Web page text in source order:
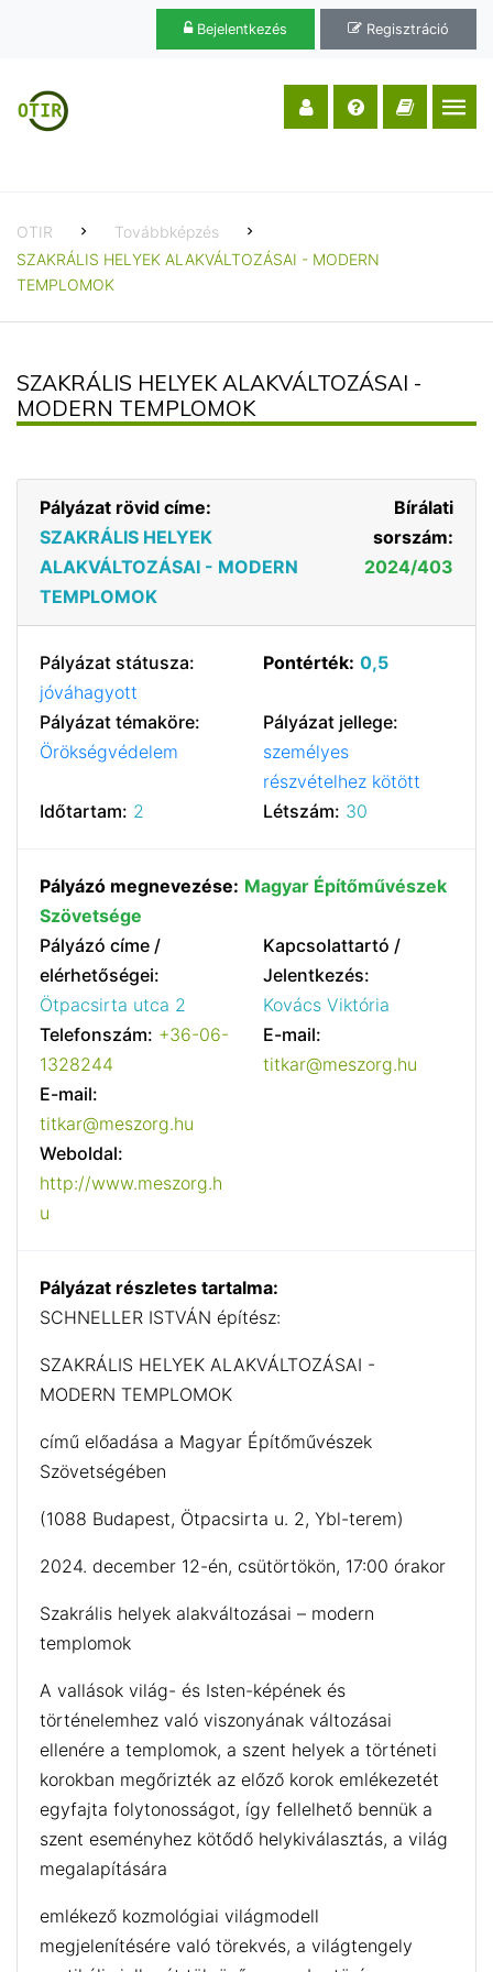
Bejelentkezés Regisztráció
OTIR
Továbbképzés
SZAKRÁLIS HELYEK ALAKVÁLTOZÁSAI - MODERN
TEMPLOMOK
SZAKRÁLIS HELYEK ALAKVÁLTOZÁSAI -
MODERN TEMPLOMOK
Pályázat rövid címe:
SZAKRÁLIS HELYEK
ALAKVÁLTOZÁSAI - MODERN
TEMPLOMOK
Bírálati
sorszám:
2024/403
Pályázat státusza:
jóváhagyott
Pontérték: 0,5
Pályázat témaköre:
Örökségvédelem
Pályázat jellege:
személyes
részvételhez kötött
Időtartam: 2 Létszám: 30
Pályázó megnevezése: Magyar Építőművészek
Szövetsége
Pályázó címe /
elérhetőségei:
Ötpacsirta utca 2
Telefonszám: +36-06-
1328244
E-mail:
titkar@meszorg.hu
Weboldal:
http://www.meszorg.h
u
Kapcsolattartó /
Jelentkezés:
Kovács Viktória
E-mail:
titkar@meszorg.hu
Pályázat részletes tartalma:
SCHNELLER ISTVÁN építész:
SZAKRÁLIS HELYEK ALAKVÁLTOZÁSAI -
MODERN TEMPLOMOK
című előadása a Magyar Építőművészek
Szövetségében
(1088 Budapest, Ötpacsirta u. 2, Ybl-terem)
2024. december 12-én, csütörtökön, 17:00 órakor
Szakrális helyek alakváltozásai – modern
templomok
A vallások világ- és Isten-képének és
történelemhez való viszonyának változásai
ellenére a templomok, a szent helyek a történeti
korokban megőrizték az előző korok emlékezetét
egyfajta folytonosságot, így fellelhető bennük a
szent eseményhez kötődő helykiválasztás, a világ
megalapítására
emlékező kozmológiai világmodell
megjelenítésére való törekvés, a világtengely